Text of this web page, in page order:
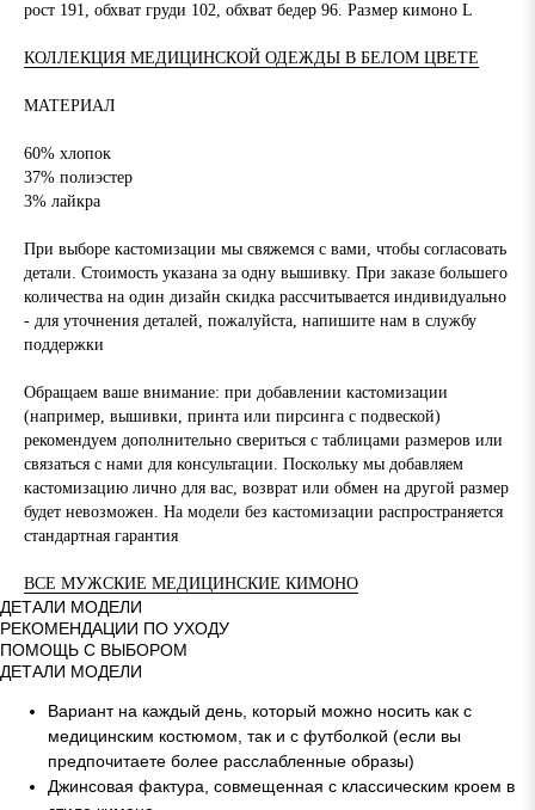
рост 191, обхват груди 102, обхват бедер 96. Размер кимоно L
КОЛЛЕКЦИЯ МЕДИЦИНСКОЙ ОДЕЖДЫ В БЕЛОМ ЦВЕТЕ
МАТЕРИАЛ
60% хлопок
37% полиэстер
3% лайкра
При выборе кастомизации мы свяжемся с вами, чтобы согласовать
детали. Стоимость указана за одну вышивку. При заказе большего
количества на один дизайн скидка рассчитывается индивидуально
- для уточнения деталей, пожалуйста, напишите нам в службу
поддержки
Обращаем ваше внимание: при добавлении кастомизации
(например, вышивки, принта или пирсинга с подвеской)
рекомендуем дополнительно свериться с таблицами размеров или
связаться с нами для консультации. Поскольку мы добавляем
кастомизацию лично для вас, возврат или обмен на другой размер
будет невозможен. На модели без кастомизации распространяется
стандартная гарантия
ВСЕ МУЖСКИЕ МЕДИЦИНСКИЕ КИМОНО
ДЕТАЛИ МОДЕЛИ
РЕКОМЕНДАЦИИ ПО УХОДУ
ПОМОЩЬ С ВЫБОРОМ
ДЕТАЛИ МОДЕЛИ
Вариант на каждый день, который можно носить как с
медицинским костюмом, так и с футболкой (если вы
предпочитаете более расслабленные образы)
Джинсовая фактура, совмещенная с классическим кроем в